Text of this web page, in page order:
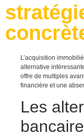
L’acquisition
alternative
offre de multiples
financière et une
Les
bancaire